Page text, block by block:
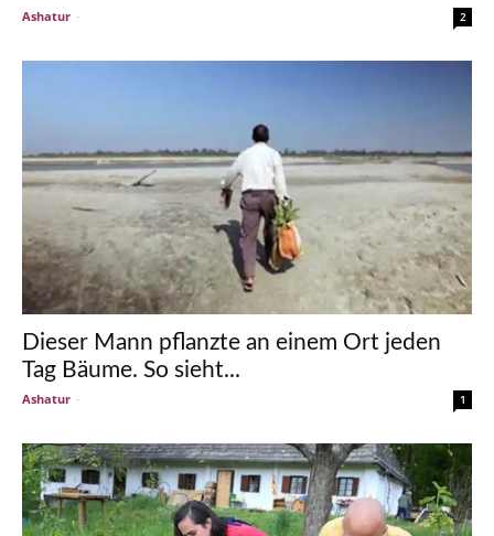
Ashatur - 2
Dieser Mann pflanzte an einem Ort jeden
Tag Bäume. So sieht...
Ashatur - 1